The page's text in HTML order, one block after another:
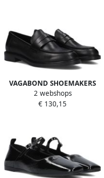
VAGABOND SHOEMAKERS
Loafers Dames Amina 001
Loafer Maat: 41 Materiaal:
2 webshops
€ 130,15